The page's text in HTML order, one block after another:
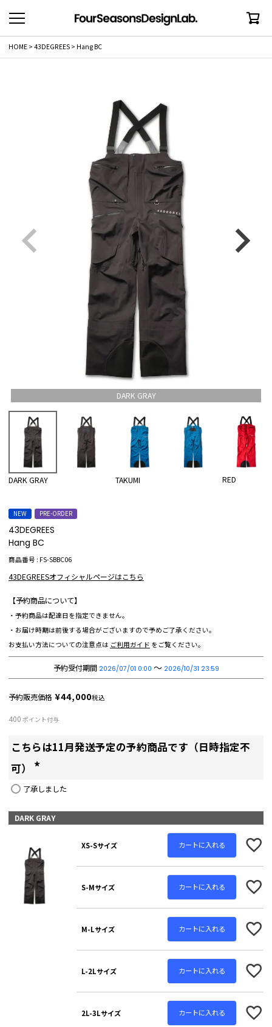
HOME 43DEGREES Hang BC
DARK GRAY
DARK GRAY TAKUMI RED
NEW PRE-ORDER
43DEGREES
Hang BC
商品番号 FS-SBBC06
43DEGREESオフィシャルページはこちら
【予約商品について】
・予約商品は配達日を指定できません。
・お届け時期は前後する場合がございますので予めご了承ください。
お支払い方法についての注意点は ご利用ガイド をご覧ください。
予約受付期間 2026/07/01 0:00 〜 2026/10/31 23:59
予約販売価格 ¥44,000税込
400 ポイント付与
こちらは11月発送予定の予約商品です（日時指定不
可）
(
須
了承しました
DARK GRAY
XS-Sサイズ カートに入れる
S-Mサイズ カートに入れる
M-Lサイズ カートに入れる
L-2Lサイズ カートに入れる
2L-3Lサイズ カートに入れる